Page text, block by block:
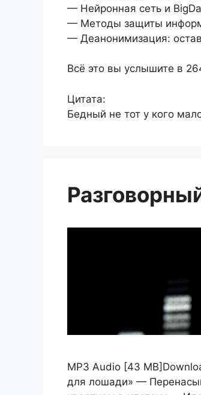
— Нейронная сеть и
— Методы защиты
— Деанонимизация:
Всё это вы услышите в
Цитата:
Бедный не тот у кого
MP3 Audio [43
для лошади» —